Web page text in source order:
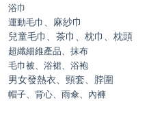
浴巾
運動毛巾
、麻紗巾
兒童毛巾、茶巾、枕巾、枕頭
超纖細維產品、抹布
毛巾被、浴裙、浴袍
男女發熱衣、頸套、脖圍
帽子、背心、雨傘、內褲